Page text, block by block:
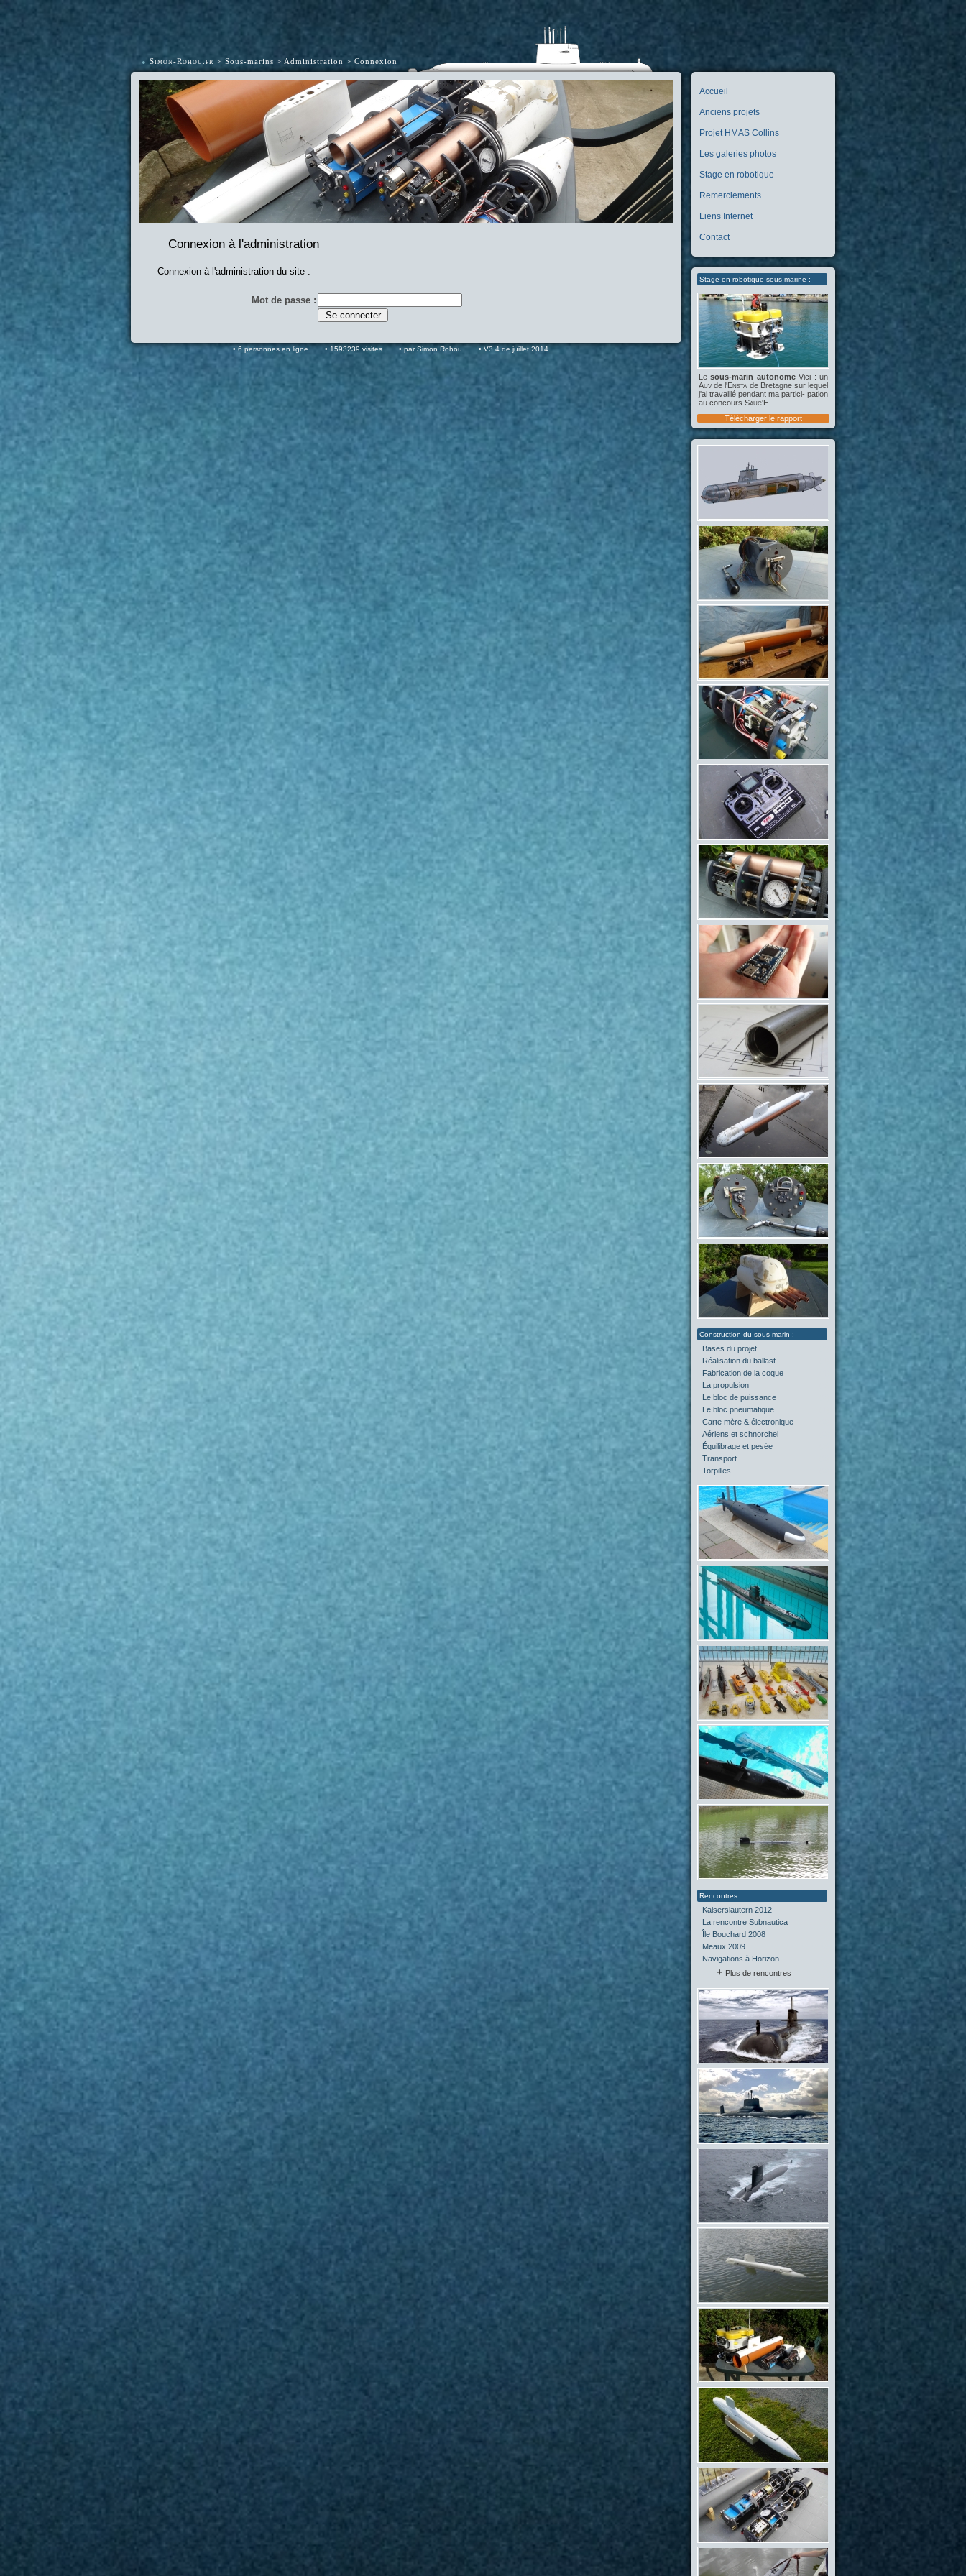
• Simon-Rohou.fr Sous-marins Administration Connexion
Accueil
Anciens projets
Projet HMAS Collins
Les galeries photos
Stage en robotique
Remerciements
Liens Internet
Contact
Stage en robotique sous-marine :
Lesous-marin autonomeVici : un
Auv de l'Ensta de Bretagne sur lequel
j'ai travaillé pendant ma partici- pation
au concours Sauc'E
Télécharger le rapport
Bases du projet
Réalisation du ballast
Fabrication de la coque
La propulsion
Le bloc de puissance
Le bloc pneumatique
Carte mère & électronique
Aériens et schnorchel
Équilibrage et pesée
Transport
Torpilles
Kaiserslautern 2012
La rencontre Subnautica
Île Bouchard 2008
Meaux 2009
Navigations à Horizon
Plus de rencontres
Connexion à l'administration
Connexion à l'administration du site :
Mot de passe :
6 personnes en ligne 1593239 visites par Simon Rohou V3.4 de juillet 2014